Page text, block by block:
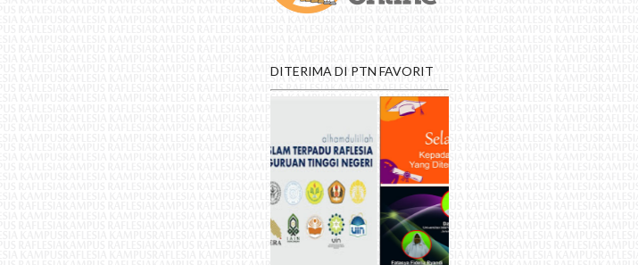
DITERIMA DI PTN FAVORIT